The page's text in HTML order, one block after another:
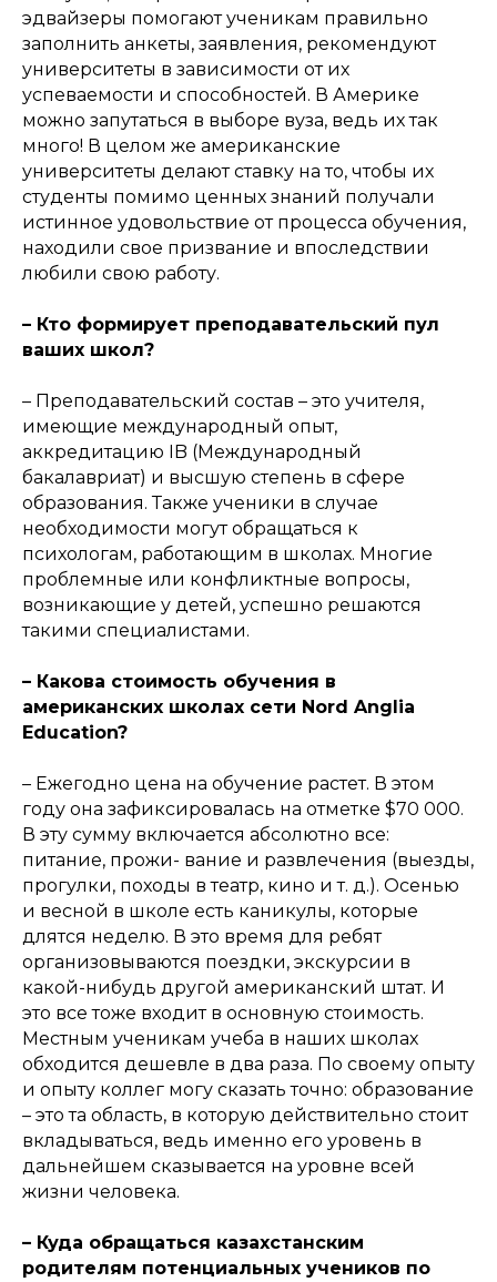
эдвайзеры помогают ученикам правильно
заполнить анкеты, заявления, рекомендуют
университеты в зависимости от их
успеваемости и способностей. В Америке
можно запутаться в выборе вуза, ведь их так
много! В целом же американские
университеты делают ставку на то, чтобы их
студенты помимо ценных знаний получали
истинное удовольствие от процесса обучения,
находили свое призвание и впоследствии
любили свою работу.
– Кто формирует преподавательский пул
ваших школ?
– Преподавательский состав – это учителя,
имеющие международный опыт,
аккредитацию IB (Международный
бакалавриат) и высшую степень в сфере
образования. Также ученики в случае
необходимости могут обращаться к
психологам, работающим в школах. Многие
проблемные или конфликтные вопросы,
возникающие у детей, успешно решаются
такими специалистами.
– Какова стоимость обучения в
американских школах сети Nord Anglia
Education?
– Ежегодно цена на обучение растет. В этом
году она зафиксировалась на отметке $70 000.
В эту сумму включается абсолютно все:
питание, прожи- вание и развлечения (выезды,
прогулки, походы в театр, кино и т. д.). Осенью
и весной в школе есть каникулы, которые
длятся неделю. В это время для ребят
организовываются поездки, экскурсии в
какой-нибудь другой американский штат. И
это все тоже входит в основную стоимость.
Местным ученикам учеба в наших школах
обходится дешевле в два раза. По своему опыту
и опыту коллег могу сказать точно: образование
– это та область, в которую действительно стоит
вкладываться, ведь именно его уровень в
дальнейшем сказывается на уровне всей
жизни человека.
– Куда обращаться казахстанским
родителям потенциальных учеников по